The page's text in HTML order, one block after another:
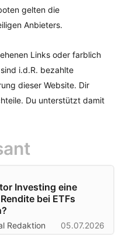
gelten die
Anbieters.
Links oder farblich
i.d.R. bezahlte
dieser Website. Dir
Du unterstützt damit
Investing eine
bei ETFs
Redaktion 05.07.2026